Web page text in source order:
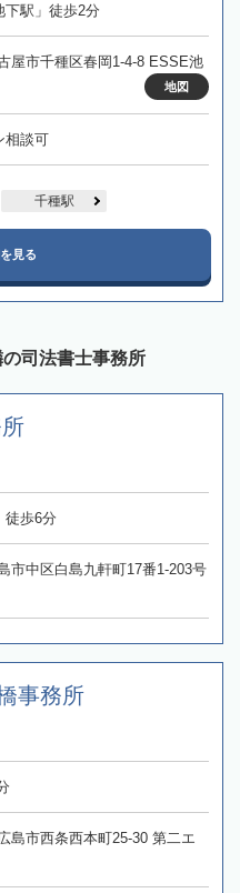
下駅」徒歩2分
屋市千種区春岡1-4-8 ESSE池
地図
相談可
千種駅
見る
司法書士事務所
徒歩6分
市中区白島九軒町17番1-203号
事務所
島市西条西本町25-30 第二エ